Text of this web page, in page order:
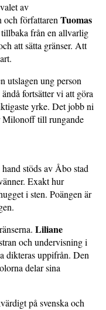
av
och författarenTuomas
från en allvarlig
att sätta gränser. Att
utslagen ung person
fortsätter vi att göra
yrke. Det jobb ni
Milonoff till rungande
stöds av Åbo stad
Exakt hur
i sten. Poängen är
Liliane
och undervisning i
dikteras uppifrån. Den
delar sina
på svenska och